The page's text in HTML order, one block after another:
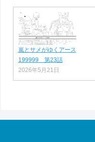
嵐とサメがゆくアース
199999 第23話
2026年5月21日